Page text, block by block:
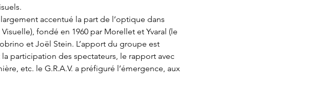
largement accentué la part de l’optique dans
fondé en 1960 par Morellet et Yvaral (le
et Joël Stein. L’apport du groupe est
participation des spectateurs, le rapport avec
etc. le G.R.A.V. a préfiguré l’émergence, aux